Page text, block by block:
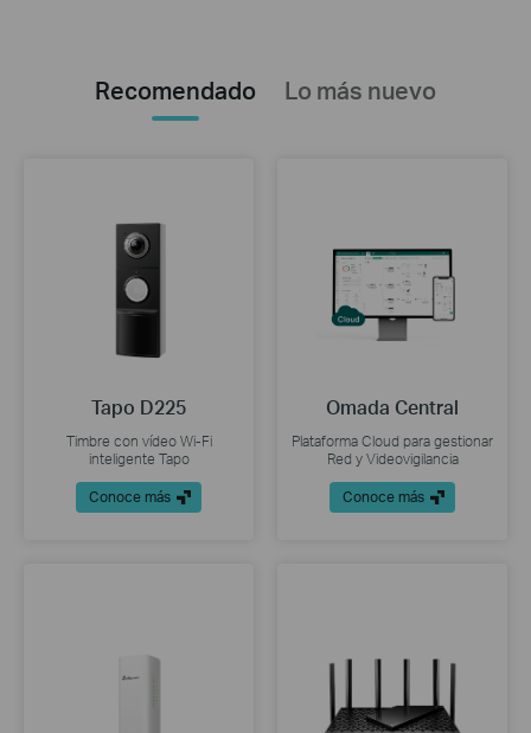
Recomendado Lo más nuevo
Tapo D225
Timbre con vídeo Wi-Fi
inteligente Tapo
Conoce más
Omada Central
Plataforma Cloud para gestionar
Red y Videovigilancia
Conoce más